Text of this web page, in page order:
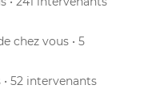
chez vous • 5
• 52 intervenants